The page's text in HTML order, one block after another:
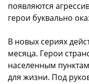
появляются
герои буквально
В новых сериях
месяца. Герои
населенным
для жизни. Под